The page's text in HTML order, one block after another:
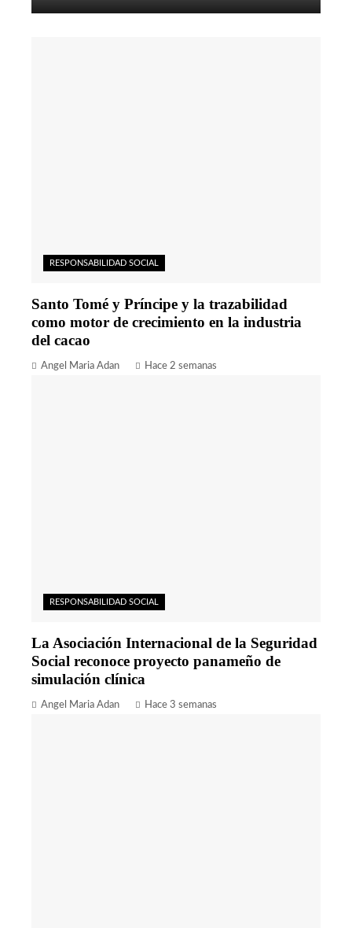
RESPONSABILIDAD SOCIAL
Santo Tomé y Príncipe y la trazabilidad
como motor de crecimiento en la industria
del cacao
Angel Maria Adan Hace 2 semanas
RESPONSABILIDAD SOCIAL
La Asociación Internacional de la Seguridad
Social reconoce proyecto panameño de
simulación clínica
Angel Maria Adan Hace 3 semanas